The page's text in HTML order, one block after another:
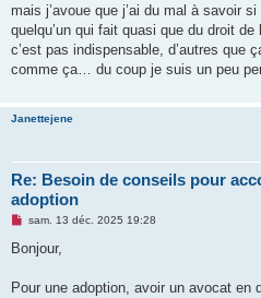
mais j’avoue que j’ai du mal à savoir
quelqu’un qui fait quasi que du droit
c’est pas indispensable, d’autres que
comme ça… du coup je suis un peu
Janettejene
Re: Besoin de conseils pour
adoption
M
s
g
sam. 13 déc. 2025 19:28
Bonjour,
Pour une adoption, avoir un avocat en